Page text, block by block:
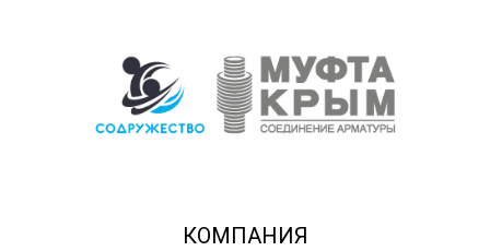
КОМПАНИЯ